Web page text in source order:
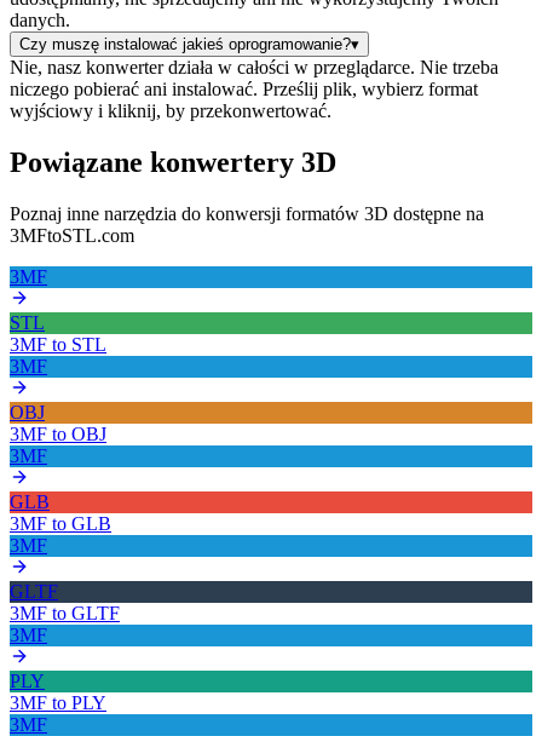
danych.
Czy muszę instalować jakieś oprogramowanie?▾
Nie, nasz konwerter działa w całości w przeglądarce. Nie trzeba
niczego pobierać ani instalować. Prześlij plik, wybierz format
wyjściowy i kliknij, by przekonwertować.
Powiązane konwertery 3D
Poznaj inne narzędzia do konwersji formatów 3D dostępne na
3MFtoSTL.com
3MF
STL
3MF to STL
3MF
OBJ
3MF to OBJ
3MF
GLB
3MF to GLB
3MF
GLTF
3MF to GLTF
3MF
PLY
3MF to PLY
3MF